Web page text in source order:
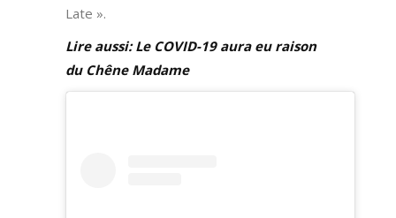
Late ».
Lire aussi: Le COVID-19 aura eu raison
du Chêne Madame